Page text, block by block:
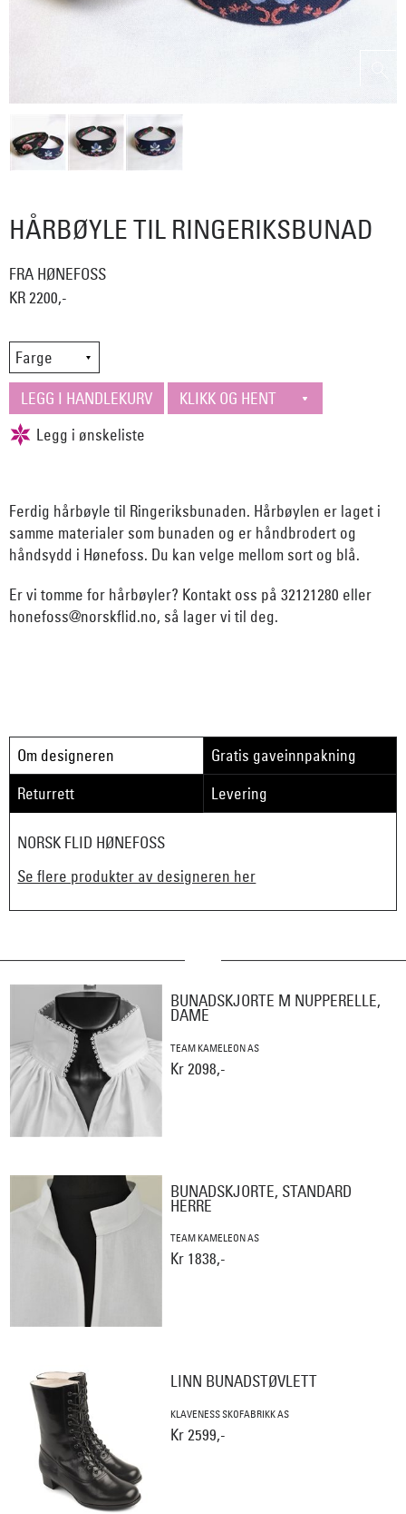
HÅRBØYLE TIL RINGERIKSBUNAD
FRA HØNEFOSS
KR 2200,-
Ferdig hårbøyle til Ringeriksbunaden. Hårbøylen er laget i
samme materialer som bunaden og er håndbrodert og
håndsydd i Hønefoss. Du kan velge mellom sort og blå.
Er vi tomme for hårbøyler? Kontakt oss på 32121280 eller
honefoss@norskflid.no, så lager vi til deg.
Om designeren
Gratis gaveinnpakning
Returrett
Levering
NORSK FLID HØNEFOSS
Se flere produkter av designeren her
BUNADSKJORTE M NUPPERELLE,
DAME
TEAM KAMELEON AS
Kr 2098,-
BUNADSKJORTE, STANDARD
HERRE
TEAM KAMELEON AS
Kr 1838,-
LINN BUNADSTØVLETT
KLAVENESS SKOFABRIKK AS
Kr 2599,-